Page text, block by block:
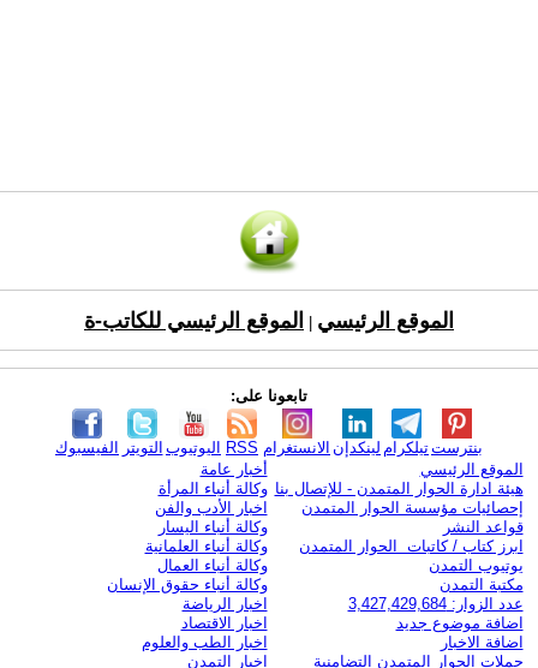
الموقع الرئيسي الموقع الرئيسي للكاتب-ة
تابعونا على:
الفيسبوك التويتر اليوتيوب RSS الانستغرام لينكدإن تيلكرامبنترست
الموقع الرئيسي
هيئة ادارة الحوار المتمدن - للإتصال بنا
إحصائيات مؤسسة الحوار المتمدن
قواعد النشر
ابرز كتاب / كاتبات الحوار المتمدن
يوتيوب التمدن
مكتبة التمدن
عدد الزوار: 3,427,429,684
اضافة موضوع جديد
اضافة الاخبار
حملات الحوار المتمدن التضامنية
أخبار عامة
وكالة أنباء المرأة
اخبار الأدب والفن
وكالة أنباء اليسار
وكالة أنباء العلمانية
وكالة أنباء العمال
وكالة أنباء حقوق الإنسان
اخبار الرياضة
اخبار الاقتصاد
اخبار الطب والعلوم
اخبار التمدن